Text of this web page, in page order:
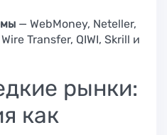
— WebMoney, Neteller,
Transfer, QIWI, Skrill и
рынки:
как